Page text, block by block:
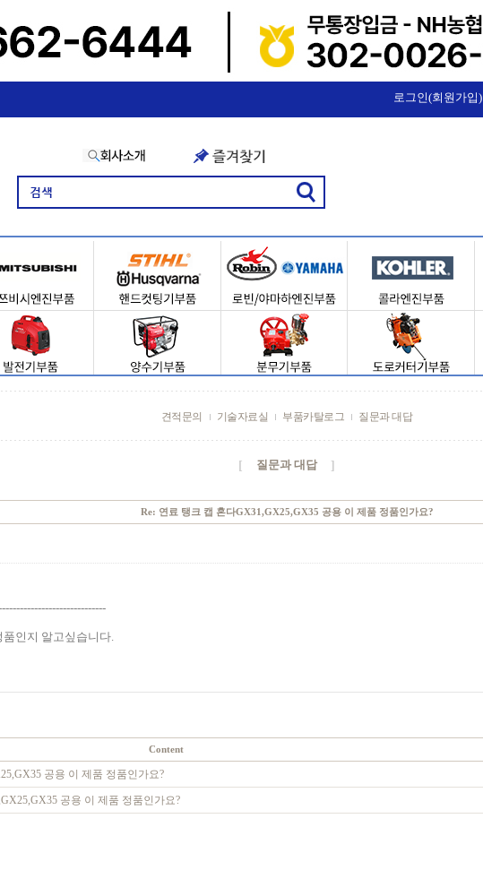
로그인(회원가입)
견적문의 기술자료실 부품카탈로그 질문과 대답
[ 질문과 대답 ]
Re: 연료 탱크 캡 혼다GX31,GX25,GX35 공용 이 제품 정품인가요?
인지 알고싶습니다.
Content
공용 이 제품 정품인가요?
공용 이 제품 정품인가요?